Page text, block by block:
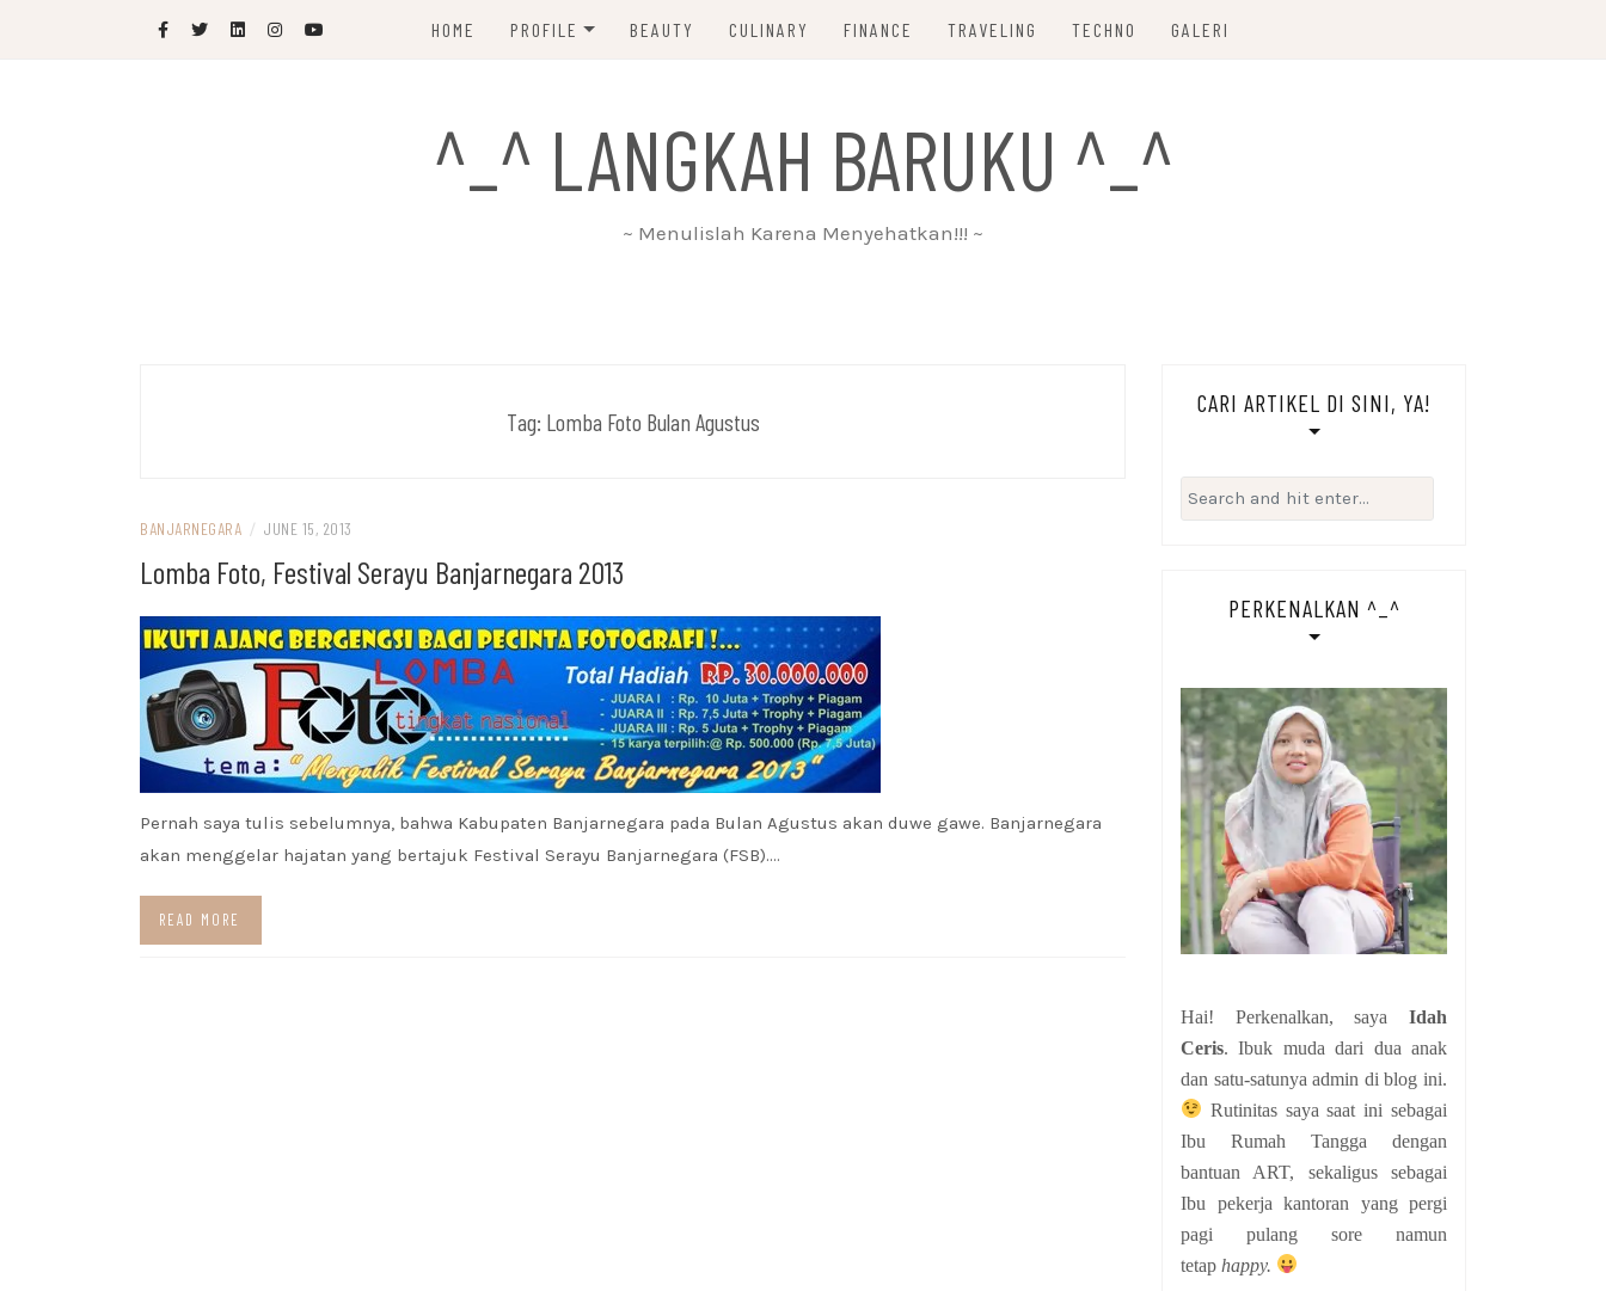
HOME PROFILE
DISCLAIMER
PRIVACY POLICY
BEAUTY CULINARY FINANCE TRAVELING TECHNO GALERI
^_^ LANGKAH BARUKU ^_^
~ Menulislah Karena Menyehatkan!!! ~
Tag: Lomba Foto Bulan Agustus
BANJARNEGARA / JUNE 15, 2013
Lomba Foto, Festival Serayu Banjarnegara 2013
Pernah saya tulis sebelumnya, bahwa Kabupaten Banjarnegara pada Bulan Agustus akan duwe gawe. Banjarnegara
akan menggelar hajatan yang bertajuk Festival Serayu Banjarnegara (FSB).…
READ MORE
CARI ARTIKEL DI SINI, YA!
Search
for:
PERKENALKAN ^_^
Hai! Perkenalkan, saya Idah
Ceris. Ibuk muda dari dua anak
dan satu-satunya admin di blog ini.
Rutinitas saya saat ini sebagai
Ibu Rumah Tangga dengan
bantuan ART, sekaligus sebagai
Ibu pekerja kantoran yang pergi
pagi pulang sore namun
tetap happy.